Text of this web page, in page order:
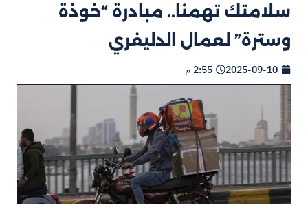
سلامتك تهمنا.. مبادرة “خوذة
وسترة” لعمال الدليفري
2025-09-10 2:55 م